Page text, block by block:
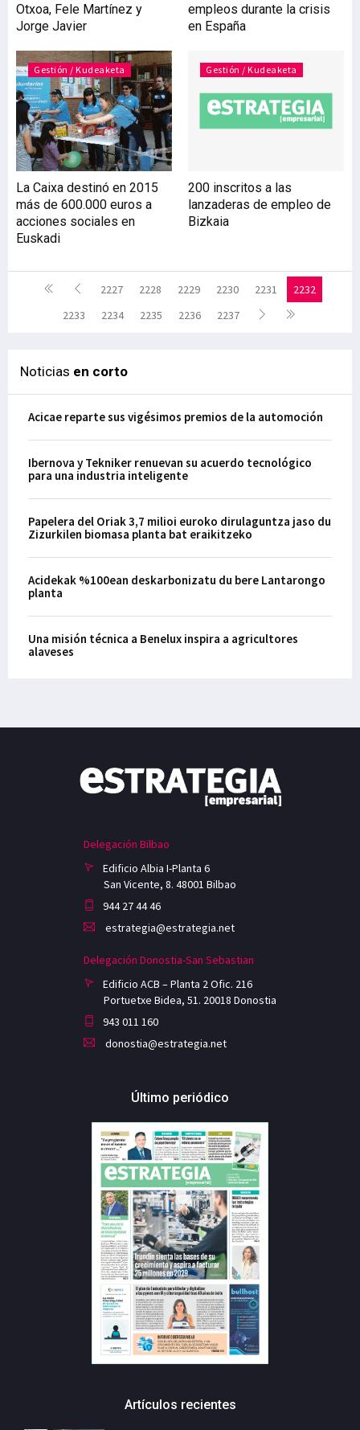
Otxoa, Fele Martínez y
Jorge Javier
empleos durante la crisis
en España
Gestión / Kudeaketa
La Caixa destinó en 2015
más de 600.000 euros a
acciones sociales en
Euskadi
Gestión / Kudeaketa
200 inscritos a las
lanzaderas de empleo de
Bizkaia
2227 2228 2229 2230 2231
2232
2233
2234 2235 2236 2237
Noticias en corto
Acicae reparte sus vigésimos premios de la automoción
Ibernova y Tekniker renuevan su acuerdo tecnológico
para una industria inteligente
Papelera del Oriak 3,7 milioi euroko dirulaguntza jaso du
Zizurkilen biomasa planta bat eraikitzeko
Acidekak %100ean deskarbonizatu du bere Lantarongo
planta
Una misión técnica a Benelux inspira a agricultores
alaveses
Delegación Bilbao
Edificio Albia I-Planta 6
San Vicente, 8. 48001 Bilbao
944 27 44 46
estrategia@estrategia.net
Delegación Donostia-San Sebastian
Edificio ACB – Planta 2 Ofic. 216
Portuetxe Bidea, 51. 20018 Donostia
943 011 160
donostia@estrategia.net
Último periódico
Artículos recientes